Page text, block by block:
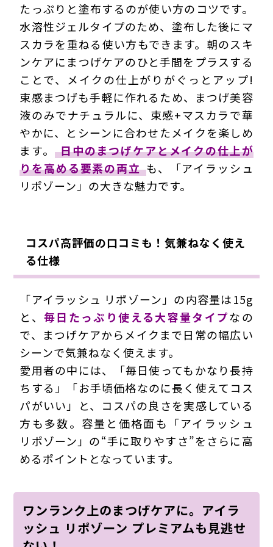
たっぷりと塗布するのが使い方のコツです。
水溶性ジェルタイプのため、塗布した後にマ
スカラを重ねる使い方もできます。朝のスキ
ンケアにまつげケアのひと手間をプラスする
ことで、メイクの仕上がりがぐっとアップ!
束感まつげも手軽に作れるため、まつげ美容
液のみでナチュラルに、束感+マスカラで華
やかに、とシーンに合わせたメイクを楽しめ
ます。
日中のまつげケアとメイクの仕上が
りを高める要素の両立 も、「アイラッシュ
リポゾーン」の大きな魅力です。
コスパ高評価の口コミも！気兼ねなく使え
る仕様
「アイラッシュ リポゾーン」の内容量は15g
と、毎日たっぷり使える大容量タイプなの
で、まつげケアからメイクまで日常の幅広い
シーンで気兼ねなく使えます。
愛用者の中には、「毎日使ってもかなり長持
ちする」「お手頃価格なのに長く使えてコス
パがいい」と、コスパの良さを実感している
方も多数。容量と価格面も「アイラッシュ
リポゾーン」の“手に取りやすさ”をさらに高
めるポイントとなっています。
ワンランク上のまつげケアに。アイラ
ッシュ リポゾーン プレミアムも見逃せ